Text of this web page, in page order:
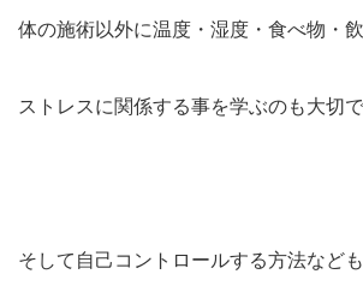
体の施術以外に温度・湿度・食べ物・
ストレスに関係する事を学ぶのも大切で
そして自己コントロールする方法など